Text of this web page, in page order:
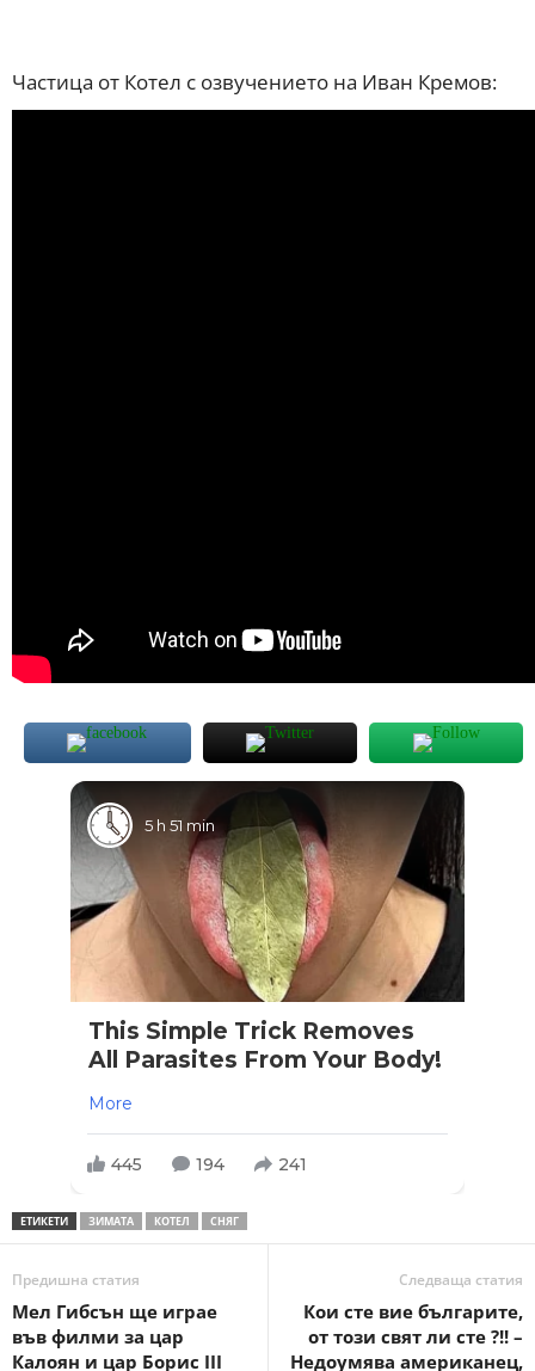
Частица от Котел с озвучението на Иван Кремов:
5 h 51 min
This Simple Trick Removes
All Parasites From Your Body!
More
445 194 241
ЕТИКЕТИ ЗИМАТА КОТЕЛ СНЯГ
Предишна статия
Мел Гибсън ще играе
във филми за цар
Калоян и цар Борис III
Следваща статия
Кои сте вие българите,
от този свят ли сте ?!! –
Недоумява американец,